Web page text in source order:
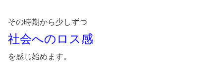
その時期から少しずつ
社会へのロス感
を感じ始めます。